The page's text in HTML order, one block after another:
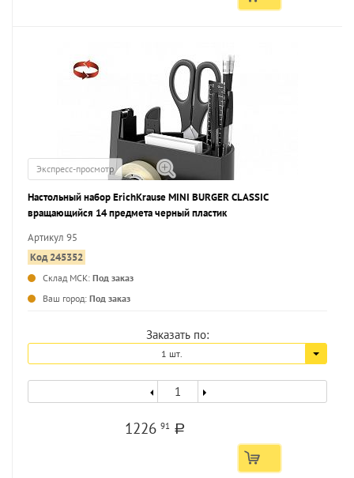
Экспресс-просмотр
Настольный набор ErichKrause MINI BURGER CLASSIC
вращающийся 14 предмета черный пластик
Артикул 95
Код 245352
Склад МСК: Под заказ
Ваш город: Под заказ
Заказать по:
1 шт.
122691 a